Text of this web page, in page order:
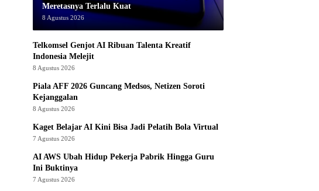
Meretasnya Terlalu Kuat
8 Agustus 2026
Telkomsel Genjot AI Ribuan Talenta Kreatif
Indonesia Melejit
8 Agustus 2026
Piala AFF 2026 Guncang Medsos, Netizen Soroti
Kejanggalan
8 Agustus 2026
Kaget Belajar AI Kini Bisa Jadi Pelatih Bola Virtual
7 Agustus 2026
AI AWS Ubah Hidup Pekerja Pabrik Hingga Guru
Ini Buktinya
7 Agustus 2026